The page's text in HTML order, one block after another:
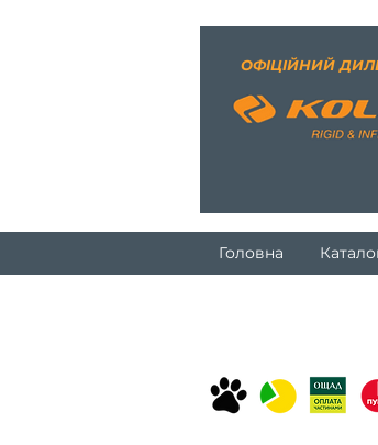
ОФІЦІЙНИЙ
Головна